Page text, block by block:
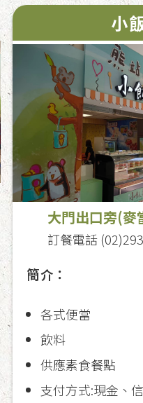
小
大門出口旁(麥
訂餐電話
簡介：
各式便當
飲料
供應素食餐點
支付方式:現金、